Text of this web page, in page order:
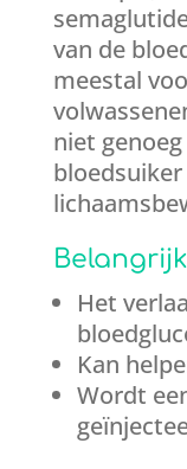
van de
meestal
niet
Het
Kan
Wordt